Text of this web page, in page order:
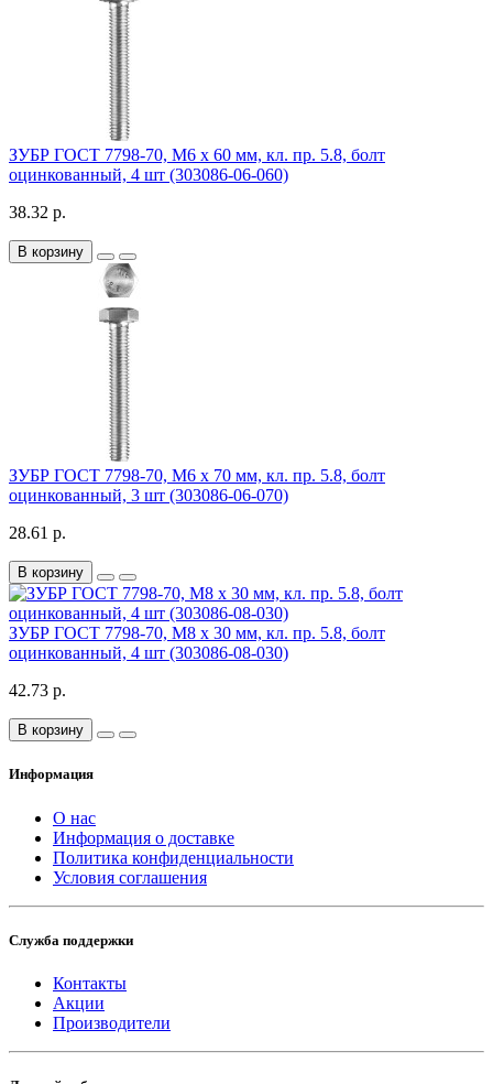
ЗУБР ГОСТ 7798-70, M6 x 60 мм, кл. пр. 5.8, болт
оцинкованный, 4 шт (303086-06-060)
38.32 р.
В корзину
ЗУБР ГОСТ 7798-70, M6 x 70 мм, кл. пр. 5.8, болт
оцинкованный, 3 шт (303086-06-070)
28.61 р.
В корзину
ЗУБР ГОСТ 7798-70, M8 x 30 мм, кл. пр. 5.8, болт
оцинкованный, 4 шт (303086-08-030)
42.73 р.
В корзину
Информация
О нас
Информация о доставке
Политика конфиденциальности
Условия соглашения
Служба поддержки
Контакты
Акции
Производители